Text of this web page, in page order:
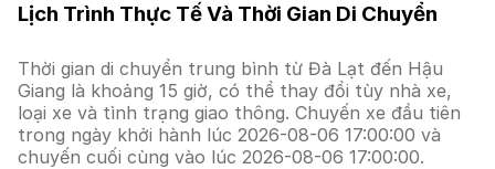
Lịch Trình Thực Tế Và Thời Gian Di Chuyển
Thời gian di chuyển trung bình từ Đà Lạt đến Hậu
Giang là khoảng 15 giờ, có thể thay đổi tùy nhà xe,
loại xe và tình trạng giao thông. Chuyến xe đầu tiên
trong ngày khởi hành lúc 2026-08-06 17:00:00 và
chuyến cuối cùng vào lúc 2026-08-06 17:00:00.